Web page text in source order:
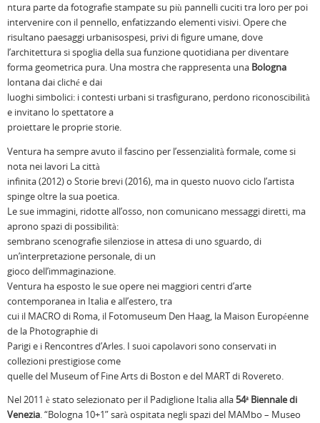
ntura parte da fotografie stampate su più pannelli cuciti tra loro per poi
intervenire con il pennello, enfatizzando elementi visivi. Opere che
risultano paesaggi urbanisospesi, privi di figure umane, dove
l’architettura si spoglia della sua funzione quotidiana per diventare
forma geometrica pura. Una mostra che rappresenta una Bologna
lontana dai cliché e dai
luoghi simbolici: i contesti urbani si trasfigurano, perdono riconoscibilità
e invitano lo spettatore a
proiettare le proprie storie.
Ventura ha sempre avuto il fascino per l’essenzialità formale, come si
nota nei lavori La città
infinita (2012) o Storie brevi (2016), ma in questo nuovo ciclo l’artista
spinge oltre la sua poetica.
Le sue immagini, ridotte all’osso, non comunicano messaggi diretti, ma
aprono spazi di possibilità:
sembrano scenografie silenziose in attesa di uno sguardo, di
un’interpretazione personale, di un
gioco dell’immaginazione.
Ventura ha esposto le sue opere nei maggiori centri d’arte
contemporanea in Italia e all’estero, tra
cui il MACRO di Roma, il Fotomuseum Den Haag, la Maison Européenne
de la Photographie di
Parigi e i Rencontres d’Arles. I suoi capolavori sono conservati in
collezioni prestigiose come
quelle del Museum of Fine Arts di Boston e del MART di Rovereto.
Nel 2011 è stato selezionato per il Padiglione Italia alla54ª Biennale di
Venezia. “Bologna 10+1” sarà ospitata negli spazi del MAMbo – Museo